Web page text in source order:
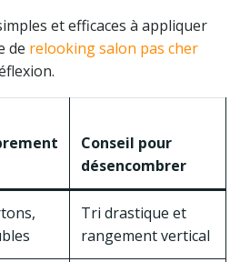
et efficaces à appliquer
de relooking salon pas cher
Conseil pour
désencombrer
Tri drastique et
rangement vertical